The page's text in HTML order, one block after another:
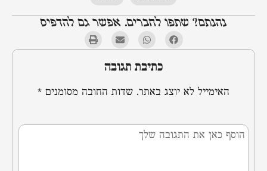
נהנתם? שתפו לחברים. אפשר גם להדפיס
כתיבת תגובה
האימייל לא יוצג באתר. שדות החובה מסומנים *